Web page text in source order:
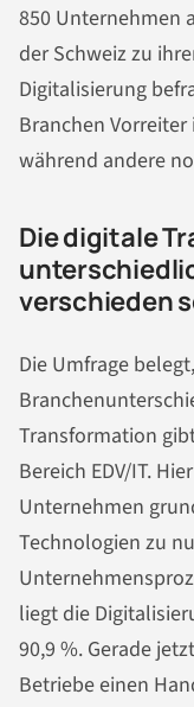
850 Unternehmen
der Schweiz zu
Digitalisierung
Branchen
während andere
Die digitale
verschieden
Die Umfrage
Transformation
Bereich EDV/IT.
Unternehmen
Technologien zu
liegt die
90,9 %. Gerade
Betriebe einen